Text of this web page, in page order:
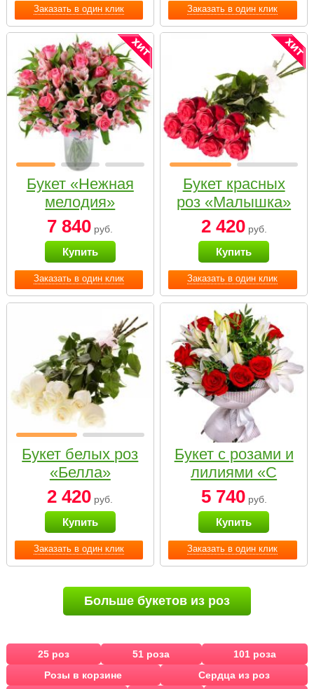
Заказать в один клик Заказать в один клик
Заказать в один клик
Букет «Нежная
мелодия»
7 840 руб.
Купить
Заказать в один клик
Букет красных
роз «Малышка»
2 420руб.
Купить
Заказать в один клик
Букет белых роз
«Белла»
2 420 руб.
Купить
Заказать в один клик
Букет с розами и
лилиями «С
наилучшими
пожеланиями»
5 740руб.
Купить
Больше букетов из роз
25 роз 51 роза
101 роза
Розы в корзине
Сердца из роз